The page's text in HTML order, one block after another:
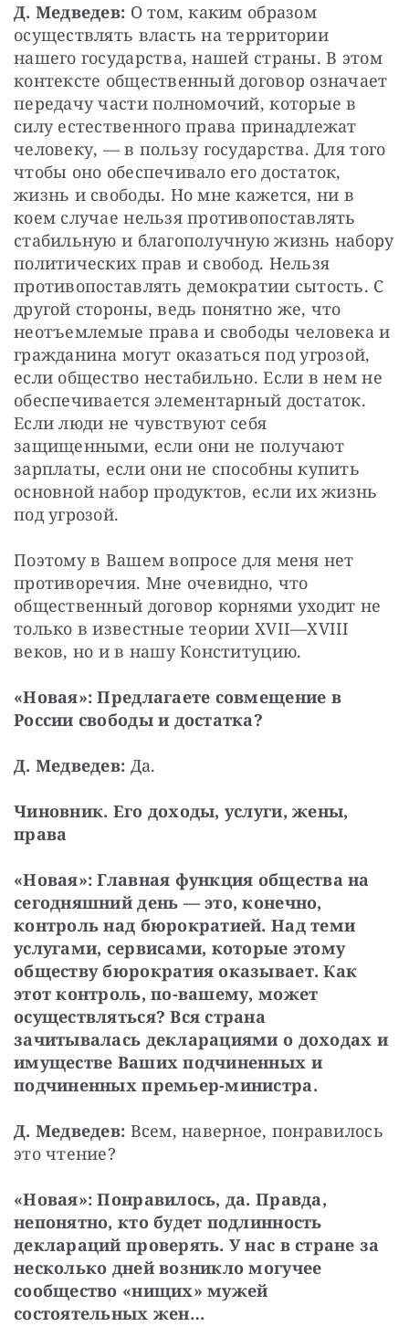
Д. Медведев: О том, каким образом
осуществлять власть на территории
нашего государства, нашей страны. В этом
контексте общественный договор означает
передачу части полномочий, которые в
силу естественного права принадлежат
человеку, — в пользу государства. Для того
чтобы оно обеспечивало его достаток,
жизнь и свободы. Но мне кажется, ни в
коем случае нельзя противопоставлять
стабильную и благополучную жизнь набору
политических прав и свобод. Нельзя
противопоставлять демократии сытость. С
другой стороны, ведь понятно же, что
неотъемлемые права и свободы человека и
гражданина могут оказаться под угрозой,
если общество нестабильно. Если в нем не
обеспечивается элементарный достаток.
Если люди не чувствуют себя
защищенными, если они не получают
зарплаты, если они не способны купить
основной набор продуктов, если их жизнь
под угрозой.
Поэтому в Вашем вопросе для меня нет
противоречия. Мне очевидно, что
общественный договор корнями уходит не
только в известные теории XVII—XVIII
веков, но и в нашу Конституцию.
«Новая»: Предлагаете совмещение в
России свободы и достатка?
Д. Медведев: Да.
Чиновник. Его доходы, услуги, жены,
права
«Новая»: Главная функция общества на
сегодняшний день — это, конечно,
контроль над бюрократией. Над теми
услугами, сервисами, которые этому
обществу бюрократия оказывает. Как
этот контроль, по-вашему, может
осуществляться? Вся страна
зачитывалась декларациями о доходах и
имуществе Ваших подчиненных и
подчиненных премьер-министра.
Д. Медведев: Всем, наверное, понравилось
это чтение?
«Новая»: Понравилось, да. Правда,
непонятно, кто будет подлинность
деклараций проверять. У нас в стране за
несколько дней возникло могучее
сообщество «нищих» мужей
состоятельных жен…